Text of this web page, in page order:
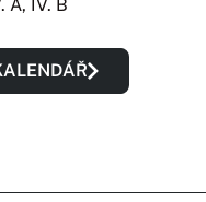
A, IV. B